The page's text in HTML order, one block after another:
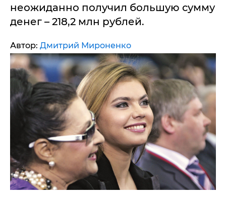
неожиданно получил большую сумму
денег – 218,2 млн рублей.
Автор: Дмитрий Мироненко